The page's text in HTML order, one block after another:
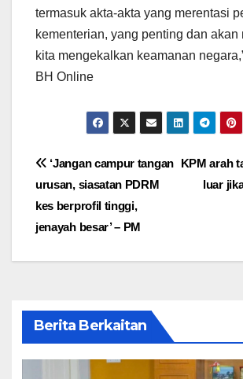
termasuk akta-akta yang merentasi
kementerian, yang penting dan akan
kita mengekalkan keamanan
BH Online
Post
navigation
KPM arah
luar
‘Jangan campur tangan
urusan, siasatan PDRM
kes berprofil tinggi,
jenayah besar’ – PM
Berita Berkaitan